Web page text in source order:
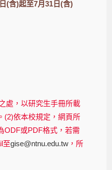
(含)起至7月31日(含)
處，以研究生手冊所載
(2)依本校規定，網頁所
ODF或PDF格式，若需
至gise@ntnu.edu.tw ，所